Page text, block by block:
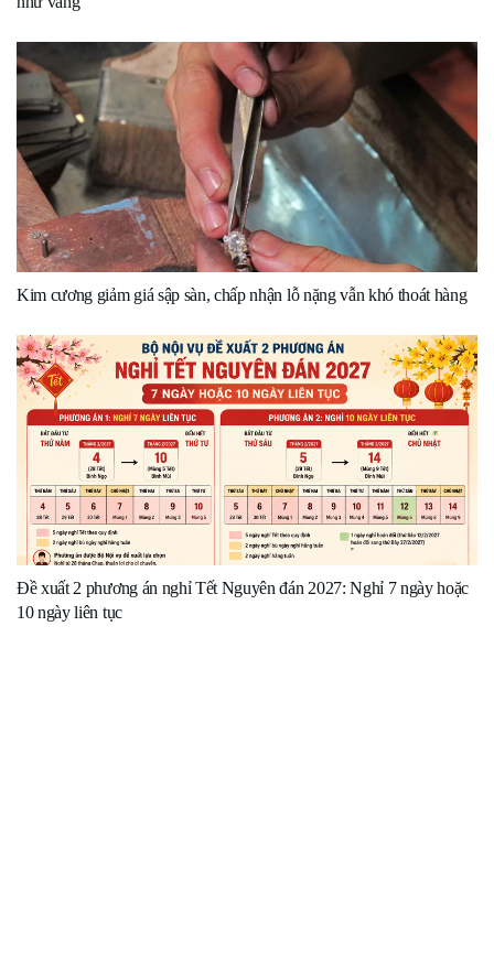
Kim cương giảm giá sập sàn, chấp nhận lỗ nặng vẫn khó thoát hàng
Đề xuất 2 phương án nghỉ Tết Nguyên đán 2027: Nghỉ 7 ngày hoặc
10 ngày liên tục